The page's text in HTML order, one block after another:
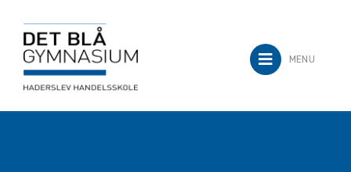
content
MENU